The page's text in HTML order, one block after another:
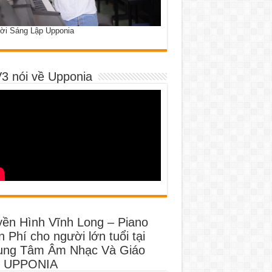
Sáng Lập Upponia
nói về Upponia
Hình Vĩnh Long – Piano
Phí cho người lớn tuổi tại
Tâm Âm Nhạc Và Giáo
UPPONIA